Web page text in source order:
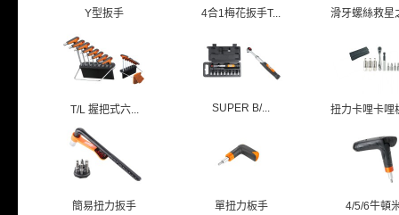
Y型扳手 4合1梅花扳手T... 滑牙螺絲救星
T/L 握把式六... SUPER B/... 扭力卡哩卡哩
簡易扭力扳手 單扭力板手 4/5/6牛頓